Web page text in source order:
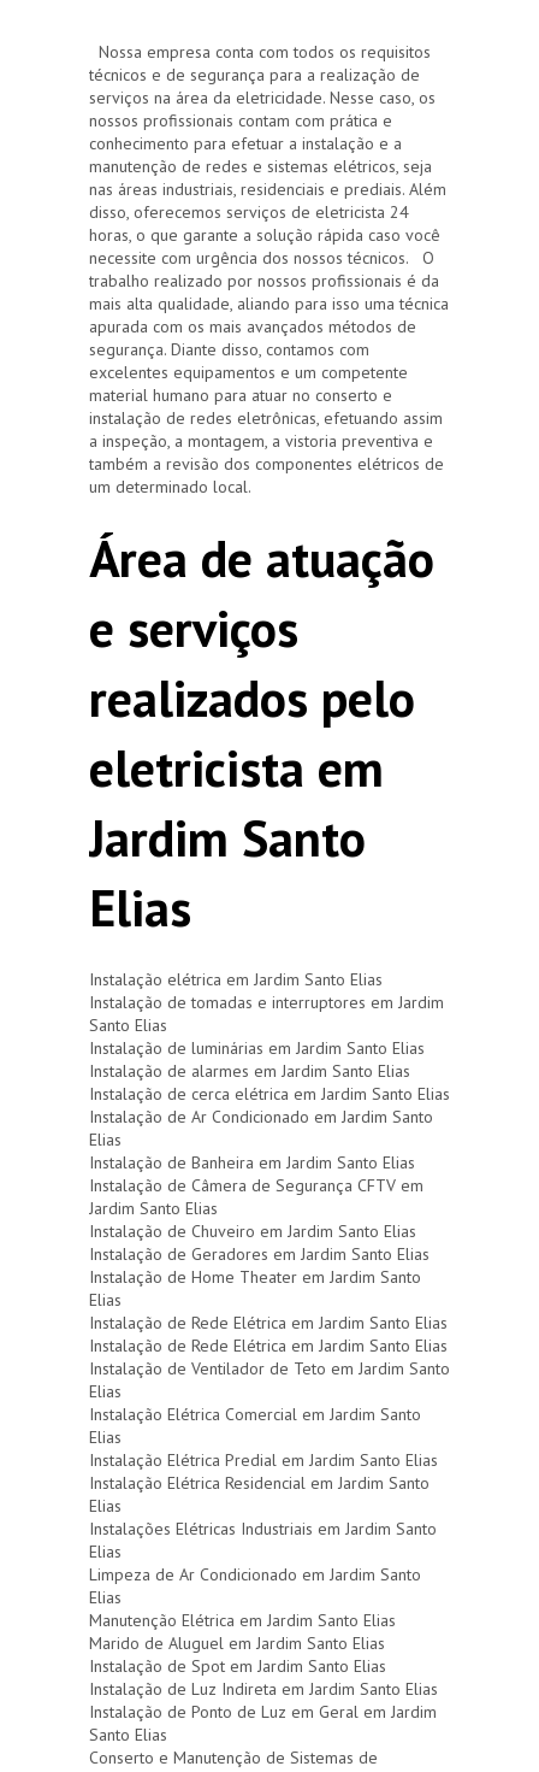
Nossa empresa conta com todos os requisitos
técnicos e de segurança para a realização de
serviços na área da eletricidade. Nesse caso, os
nossos profissionais contam com prática e
conhecimento para efetuar a instalação e a
manutenção de redes e sistemas elétricos, seja
nas áreas industriais, residenciais e prediais. Além
disso, oferecemos serviços de eletricista 24
horas, o que garante a solução rápida caso você
necessite com urgência dos nossos técnicos. O
trabalho realizado por nossos profissionais é da
mais alta qualidade, aliando para isso uma técnica
apurada com os mais avançados métodos de
segurança. Diante disso, contamos com
excelentes equipamentos e um competente
material humano para atuar no conserto e
instalação de redes eletrônicas, efetuando assim
a inspeção, a montagem, a vistoria preventiva e
também a revisão dos componentes elétricos de
um determinado local.
Área de atuação
e serviços
realizados pelo
eletricista em
Jardim Santo
Elias
Instalação elétrica em Jardim Santo Elias
Instalação de tomadas e interruptores em Jardim
Santo Elias
Instalação de luminárias em Jardim Santo Elias
Instalação de alarmes em Jardim Santo Elias
Instalação de cerca elétrica em Jardim Santo Elias
Instalação de Ar Condicionado em Jardim Santo
Elias
Instalação de Banheira em Jardim Santo Elias
Instalação de Câmera de Segurança CFTV em
Jardim Santo Elias
Instalação de Chuveiro em Jardim Santo Elias
Instalação de Geradores em Jardim Santo Elias
Instalação de Home Theater em Jardim Santo
Elias
Instalação de Rede Elétrica em Jardim Santo Elias
Instalação de Rede Elétrica em Jardim Santo Elias
Instalação de Ventilador de Teto em Jardim Santo
Elias
Instalação Elétrica Comercial em Jardim Santo
Elias
Instalação Elétrica Predial em Jardim Santo Elias
Instalação Elétrica Residencial em Jardim Santo
Elias
Instalações Elétricas Industriais em Jardim Santo
Elias
Limpeza de Ar Condicionado em Jardim Santo
Elias
Manutenção Elétrica em Jardim Santo Elias
Marido de Aluguel em Jardim Santo Elias
Instalação de Spot em Jardim Santo Elias
Instalação de Luz Indireta em Jardim Santo Elias
Instalação de Ponto de Luz em Geral em Jardim
Santo Elias
Conserto e Manutenção de Sistemas de